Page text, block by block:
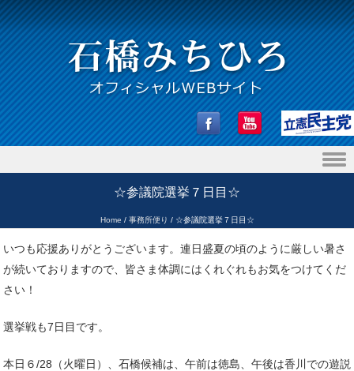
☆参議院選挙７日目☆
Home /事務所便り / ☆参議院選挙７日目☆
いつも応援ありがとうございます。連日盛夏の頃のように厳しい暑さ
が続いておりますので、皆さま体調にはくれぐれもお気をつけてくだ
さい！
選挙戦も7日目です。
本日６/28（火曜日）、石橋候補は、午前は徳島、午後は香川での遊説